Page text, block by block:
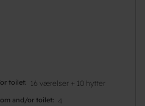
toilet 16 værelser + 10 hytter
and/or toilet 4